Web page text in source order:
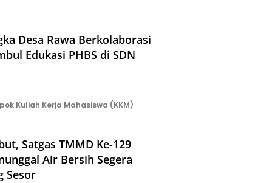
Desa Rawa Berkolaborasi
Edukasi PHBS di SDN
Kuliah Kerja Mahasiswa (KKM)
Satgas TMMD Ke-129
Air Bersih Segera
Sesor